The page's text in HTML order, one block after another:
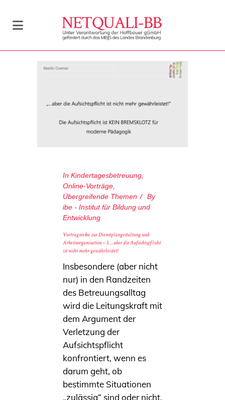
In Kindertagesbetreuung,
Online-Vorträge,
Übergreifende Themen
By
ibe - Institut für Bildung und
Entwicklung
Vortragsreihe zur Dienstplangestaltung und
Arbeitsorganisation – 3. …aber die Aufsichtspflicht
ist nicht mehr gewährleistet!
Insbesondere (aber nicht
nur) in den Randzeiten
des Betreuungsalltag
wird die Leitungskraft mit
dem Argument der
Verletzung der
Aufsichtspflicht
konfrontiert, wenn es
darum geht, ob
bestimmte Situationen
„zulässig“ sind oder nicht.